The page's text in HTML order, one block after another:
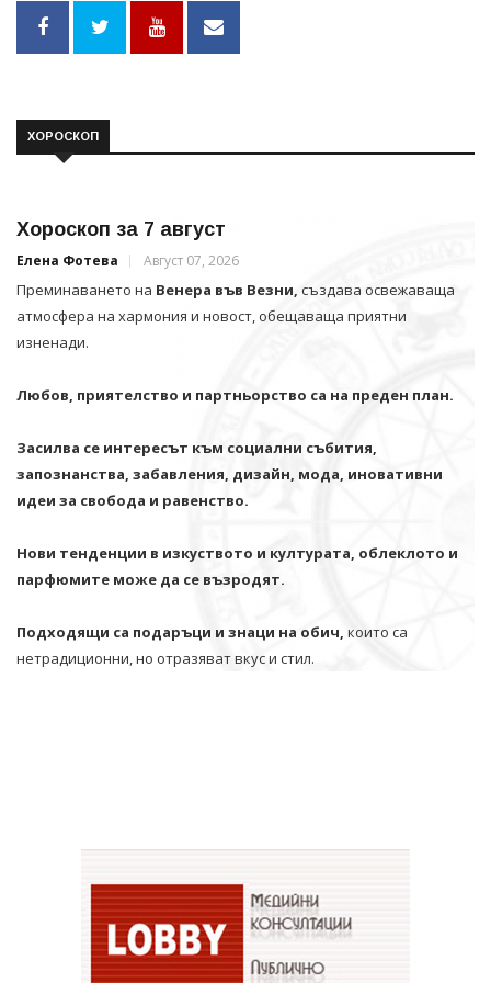
ХОРОСКОП
Хороскоп за 7 август
Елена Фотева Август 07, 2026
Преминаването на Венера във Везни, създава освежаваща
атмосфера на хармония и новост, обещаваща приятни
изненади.
Любов, приятелство и партньорство са на преден план.
Засилва се интересът към социални събития,
запознанства, забавления, дизайн, мода, иновативни
идеи за свобода и равенство.
Нови тенденции в изкуството и културата, облеклото и
парфюмите може да се възродят.
Подходящи са подаръци и знаци на обич, които са
нетрадиционни, но отразяват вкус и стил.